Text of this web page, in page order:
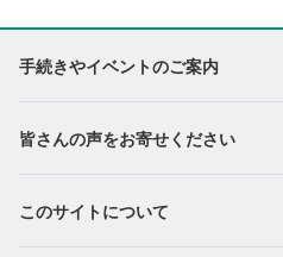
手続きやイベントのご案内
皆さんの声をお寄せください
このサイトについて